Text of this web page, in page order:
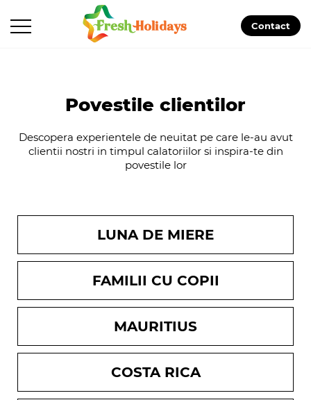
Contact
Povestile clientilor
Descopera experientele de neuitat pe care le-au avut
clientii nostri in timpul calatoriilor si inspira-te din
povestile lor
LUNA DE MIERE
FAMILII CU COPII
MAURITIUS
COSTA RICA